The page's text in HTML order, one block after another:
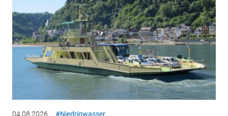
04.08.2026 #Niedrigwasser